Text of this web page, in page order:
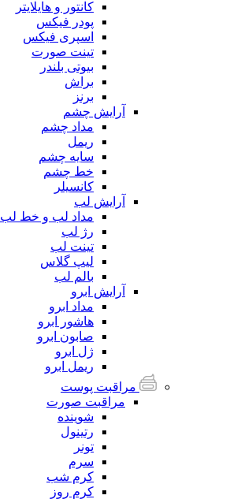
کانتور و هایلایتر
پودر فیکس
اسپری فیکس
تینت صورت
بیوتی بلندر
براش
برنز
آرایش چشم
مداد چشم
ریمل
سایه چشم
خط چشم
کانسیلر
آرایش لب
مداد لب و خط لب
رژ لب
تینت لب
لیپ گلاس
بالم لب
آرایش ابرو
مداد ابرو
هاشور ابرو
صابون ابرو
ژل ابرو
ریمل ابرو
مراقبت پوست
مراقبت صورت
شوینده
رتینول
تونر
سرم
کرم شب
کرم روز